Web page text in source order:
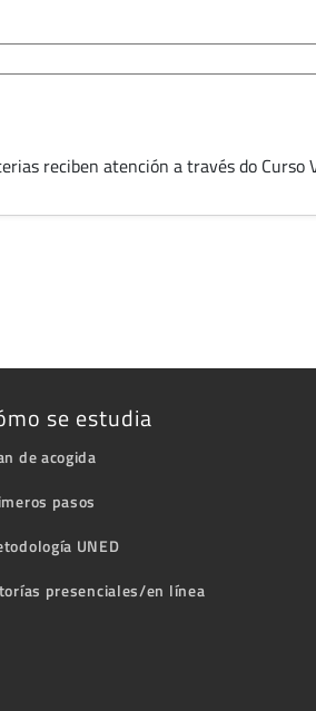
reciben atención a través do Curso
se estudia
de acogida
pasos
UNED
presenciales/en línea